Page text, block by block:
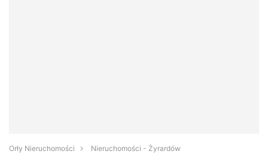
Orły Nieruchomości
Nieruchomości - Żyrardów